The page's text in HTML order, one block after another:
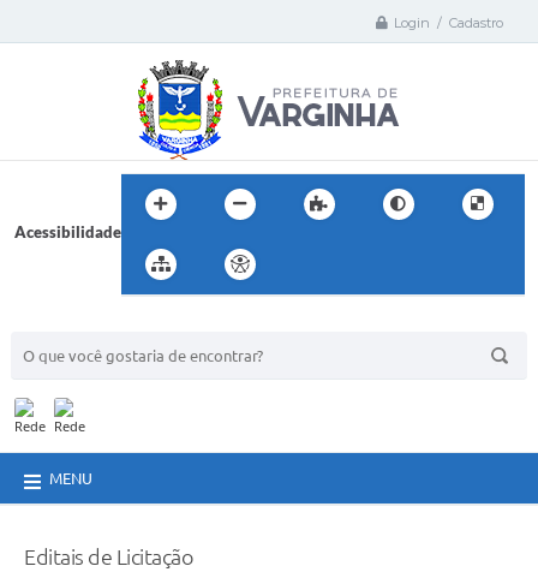
Login / Cadastro
Acessibilidade
MENU
Editais de Licitação